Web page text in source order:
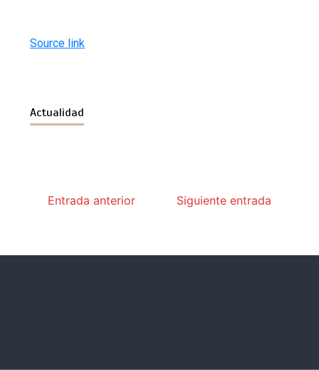
Source link
Actualidad
Entrada anterior Siguiente entrada